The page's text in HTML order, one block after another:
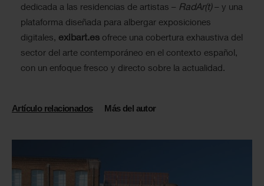
dedicada a las residencias de artistas – RadAr(t)– y una
plataforma diseñada para albergar exposiciones
digitales, exibart.es ofrece una cobertura exhaustiva del
sector del arte contemporáneo en el contexto español,
con un enfoque fresco y directo sobre la actualidad.
Artículo relacionados Más del autor